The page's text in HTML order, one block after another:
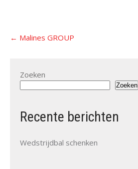
navigation
← Malines GROUP
Zoeken
Zoeken
Recente berichten
Wedstrijdbal schenken